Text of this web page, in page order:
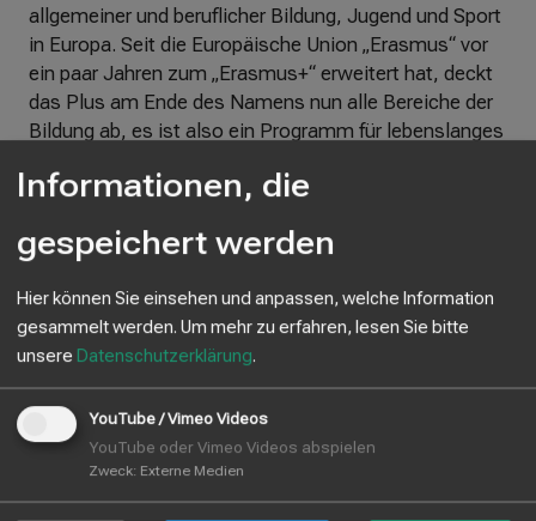
allgemeiner und beruflicher Bildung, Jugend und Sport
in Europa. Seit die Europäische Union „Erasmus“ vor
ein paar Jahren zum „Erasmus+“ erweitert hat, deckt
das Plus am Ende des Namens nun alle Bereiche der
Bildung ab, es ist also ein Programm für lebenslanges
sie von Begegnungen, Austauschprogrammen und
im europäischen Ausland profitieren. Für unsere
KollegInnen in ganz Europa ein Gewinn, denn sie
bringen frischen Wind und neue Ideen ins
Lehrerzimmer.
Für den Zeitraum von 2021 bis 2027 steht dazu ein
Gesamtbudget von knapp 26 Milliarden Euro zur
Verfügung. Neben der Stärkung der europäischen
Identität liegt Erasmus+ vor allem diesoziale
Informationen, die
gespeichert werden
Hier können Sie einsehen und anpassen, welche Information
gesammelt werden. Um mehr zu erfahren, lesen Sie bitte
unsere Datenschutzerklärung.
YouTube / Vimeo Videos
YouTube oder Vimeo Videos abspielen
Zweck: Externe Medien